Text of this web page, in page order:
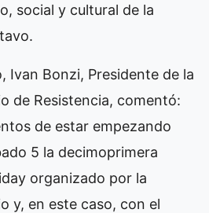
social y cultural de la
Ivan Bonzi, Presidente de la
de Resistencia, comentó:
de estar empezando
5 la decimoprimera
organizado por la
y, en este caso, con el